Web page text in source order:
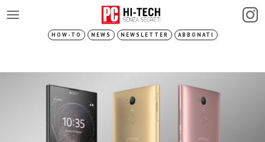
HOW-TO NEWS NEWSLETTER ABBONATI